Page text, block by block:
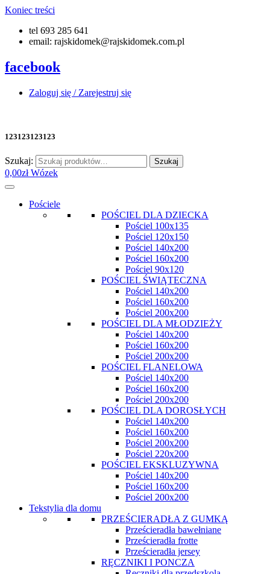
Koniec treści
tel 693 285 641
email: rajskidomek@rajskidomek.com.pl
facebook
Zaloguj się / Zarejestruj się
123123123123
Szukaj: Szukaj
0,00zł Wózek
Pościele
POŚCIEL DLA DZIECKA
Pościel 100x135
Pościel 120x150
Pościel 140x200
Pościel 160x200
Pościel 90x120
POŚCIEL ŚWIĄTECZNA
Pościel 140x200
Pościel 160x200
Pościel 200x200
POŚCIEL DLA MŁODZIEŻY
Pościel 140x200
Pościel 160x200
Pościel 200x200
POŚCIEL FLANELOWA
Pościel 140x200
Pościel 160x200
Pościel 200x200
POŚCIEL DLA DOROSŁYCH
Pościel 140x200
Pościel 160x200
Pościel 200x200
Pościel 220x200
POŚCIEL EKSKLUZYWNA
Pościel 140x200
Pościel 160x200
Pościel 200x200
Tekstylia dla domu
PRZEŚCIERADŁA Z GUMKĄ
Prześcieradła bawełniane
Prześcieradła frotte
Prześcieradła jersey
RĘCZNIKI I PONCZA